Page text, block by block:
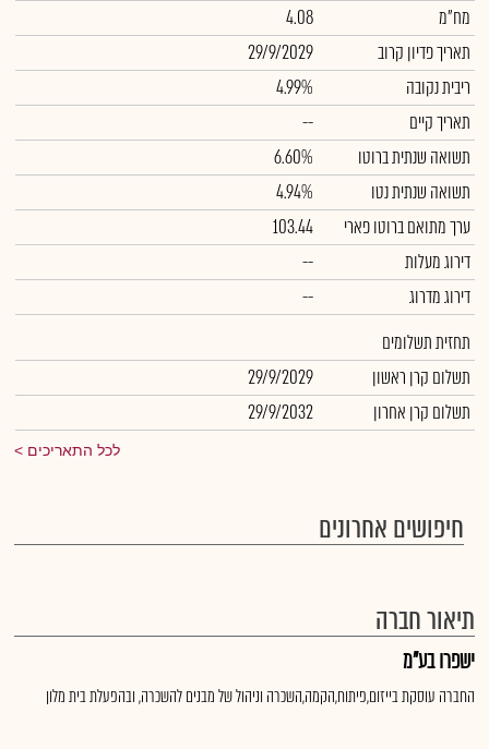
מח"מ
4.08
תאריך פדיון קרוב
29/9/2029
ריבית נקובה
4.99%
תאריך קיים
--
תשואה שנתית ברוטו
6.60%
תשואה שנתית נטו
4.94%
ערך מתואם ברוטו פארי
103.44
דירוג מעלות
--
דירוג מדרוג
--
תחזית תשלומים
תשלום קרן ראשון
29/9/2029
תשלום קרן אחרון
29/9/2032
לכל התאריכים
חיפושים אחרונים
תיאור חברה
ישפרו בע"מ
החברה עוסקת בייזום,פיתוח,הקמה,השכרה וניהול של מבנים להשכרה, ובהפעלת בית מלון